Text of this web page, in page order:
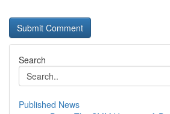
Search
Published News